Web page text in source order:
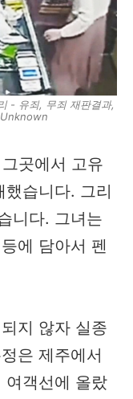
- 유죄, 무죄 재판결과,
곳에서 고유
습니다. 그리
니다. 그녀는
에 담아서 펜
지 않자 실종
은 제주에서
여객선에 올랐